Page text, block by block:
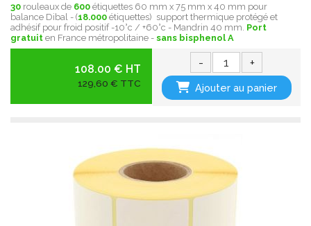
30 rouleaux de 600 étiquettes 60 mm x 75 mm x 40 mm pour
balance Dibal - (18.000 étiquettes) support thermique protégé et
adhésif pour froid positif -10°c / +60°c - Mandrin 40 mm. Port
gratuit en France métropolitaine - sans bisphenol A
108.00 € HT
129,60 € TTC
- +
Ajouter au panier